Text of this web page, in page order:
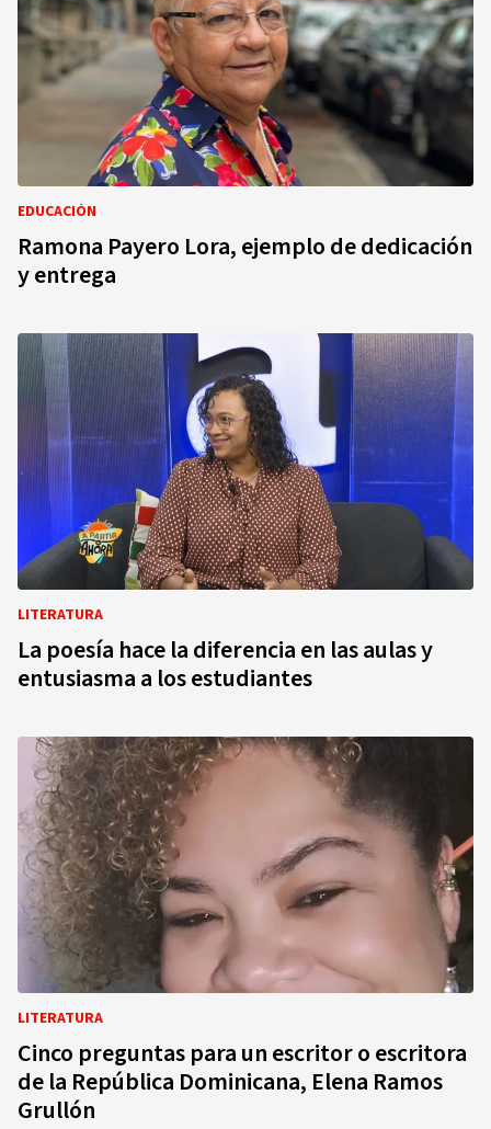
EDUCACIÓN
Ramona Payero Lora, ejemplo de dedicación
y entrega
LITERATURA
La poesía hace la diferencia en las aulas y
entusiasma a los estudiantes
LITERATURA
Cinco preguntas para un escritor o escritora
de la República Dominicana, Elena Ramos
Grullón